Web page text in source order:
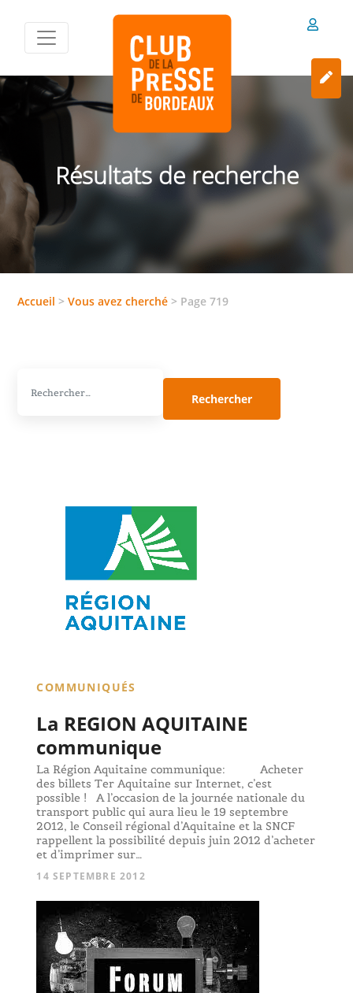
Résultats de recherche
Accueil >Vous avez cherché > Page 719
COMMUNIQUÉS
La REGION AQUITAINE
communique
La Région Aquitaine communique: Acheter
des billets Ter Aquitaine sur Internet, c’est
possible ! A l’occasion de la journée nationale du
transport public qui aura lieu le 19 septembre
2012, le Conseil régional d’Aquitaine et la SNCF
rappellent la possibilité depuis juin 2012 d’acheter
et d’imprimer sur…
14 SEPTEMBRE 2012